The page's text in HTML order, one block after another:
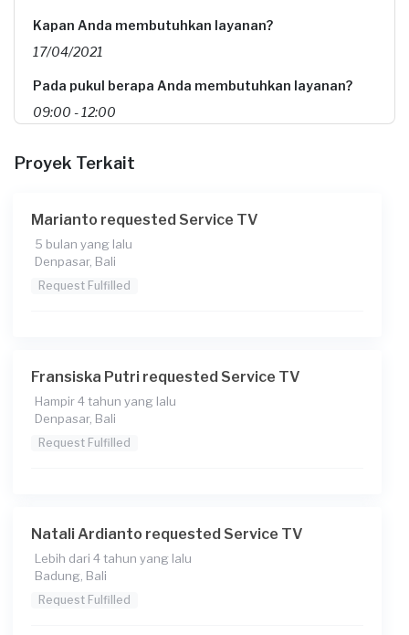
Kapan Anda membutuhkan layanan?
17/04/2021
Pada pukul berapa Anda membutuhkan layanan?
09:00 - 12:00
tidak sedang diatur dgn remote, tidak lagi bisa mengatur
volume melalui remote / scr manual dari tombol di sisi tv
Upload gambar untuk membantu kami memahami
Proyek Terkait
Marianto requested Service TV
5 bulan yang lalu
Denpasar, Bali
Request Fulfilled
Fransiska Putri requested Service TV
Hampir 4 tahun yang lalu
Denpasar, Bali
Request Fulfilled
Natali Ardianto requested Service TV
Lebih dari 4 tahun yang lalu
Badung, Bali
Request Fulfilled